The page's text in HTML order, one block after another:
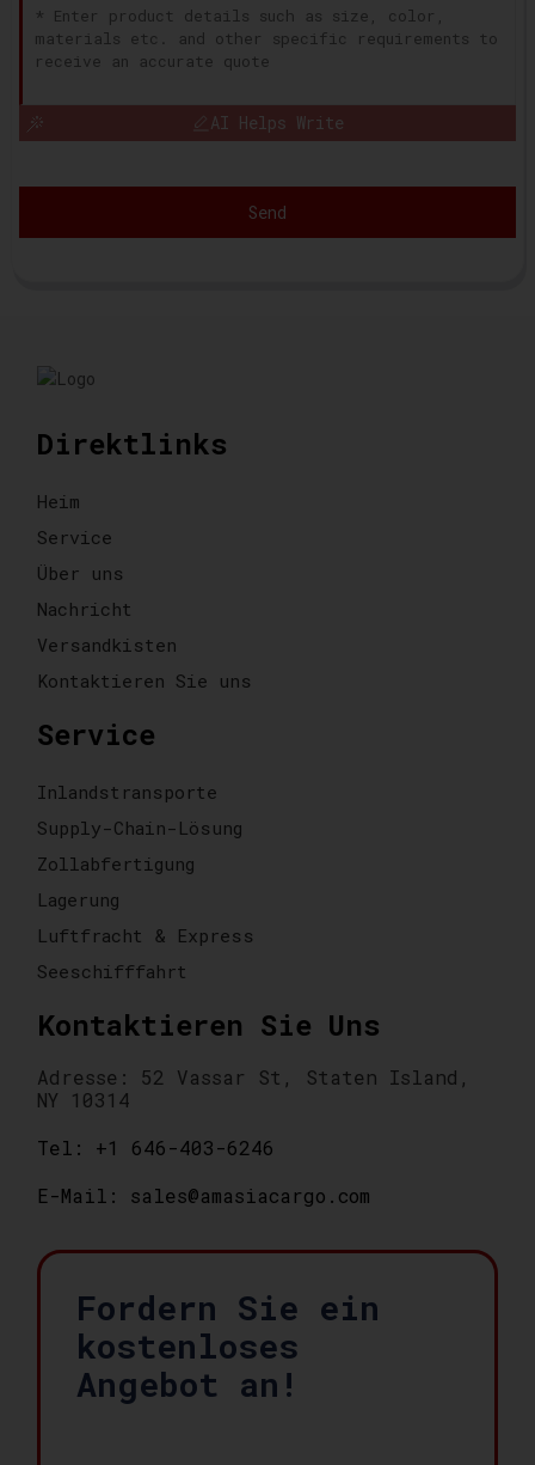
AI Helps Write
Send
Direktlinks
Heim
Service
Über uns
Nachricht
Versandkisten
Kontaktieren Sie uns
Service
Inlandstransporte
Supply-Chain-Lösung
Zollabfertigung
Lagerung
Luftfracht & Express
Seeschifffahrt
Kontaktieren Sie Uns
Adresse: 52 Vassar St, Staten Island,
NY 10314
Tel: +1 646-403-6246
E-Mail: sales@amasiacargo.com
Fordern Sie ein
kostenloses
Angebot an!